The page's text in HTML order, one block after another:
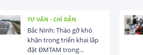
TƯ VẤN - CHỈ DẪN
Bắc Ninh: Tháo gỡ khó
khăn trong triển khai lắp
đặt ĐMTAM trong...